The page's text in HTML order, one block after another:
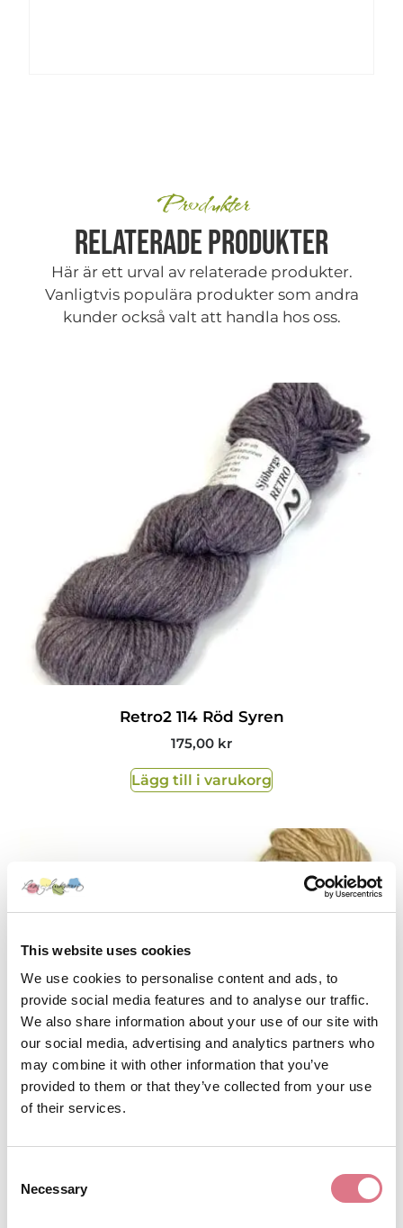
This website uses cookies
We use cookies to personalise content and ads, to
provide social media features and to analyse our traffic.
We also share information about your use of our site with
our social media, advertising and analytics partners who
may combine it with other information that you’ve
provided to them or that they’ve collected from your use
of their services.
Selection
Necessary
Produkter
Relaterade produkter
Här är ett urval av relaterade produkter.
Vanligtvis populära produkter som andra
kunder också valt att handla hos oss.
Retro2 114 Röd Syren
175,00 kr
Lägg till i varukorg